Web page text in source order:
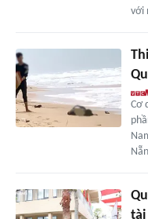
với
Cơ
tài